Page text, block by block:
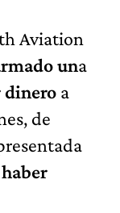
Aviation
una
dinero a
de